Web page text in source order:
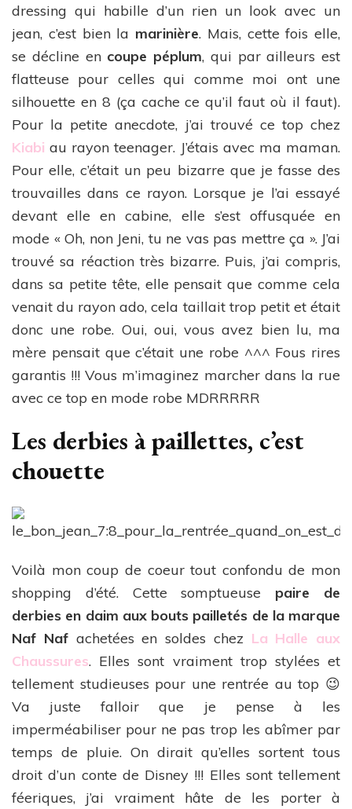
dressing qui habille d’un rien un look avec un
jean, c’est bien la marinière. Mais, cette fois elle,
se décline en coupe péplum, qui par ailleurs est
flatteuse pour celles qui comme moi ont une
silhouette en 8 (ça cache ce qu’il faut où il faut).
Pour la petite anecdote, j’ai trouvé ce top chez
Kiabi au rayon teenager. J’étais avec ma maman.
Pour elle, c’était un peu bizarre que je fasse des
trouvailles dans ce rayon. Lorsque je l’ai essayé
devant elle en cabine, elle s’est offusquée en
mode « Oh, non Jeni, tu ne vas pas mettre ça ». J’ai
trouvé sa réaction très bizarre. Puis, j’ai compris,
dans sa petite tête, elle pensait que comme cela
venait du rayon ado, cela taillait trop petit et était
donc une robe. Oui, oui, vous avez bien lu, ma
mère pensait que c’était une robe ^^^ Fous rires
garantis !!! Vous m’imaginez marcher dans la rue
avec ce top en mode robe MDRRRRR
Les derbies à paillettes, c’est
chouette
Voilà mon coup de coeur tout confondu de mon
shopping d’été. Cette somptueuse paire de
derbies en daim aux bouts pailletés de la marque
Naf Nafachetées en soldes chez La Halle aux
Chaussures. Elles sont vraiment trop stylées et
tellement studieuses pour une rentrée au top 😉
Va juste falloir que je pense à les
imperméabiliser pour ne pas trop les abîmer par
temps de pluie. On dirait qu’elles sortent tous
droit d’un conte de Disney !!! Elles sont tellement
féeriques, j’ai vraiment hâte de les porter à